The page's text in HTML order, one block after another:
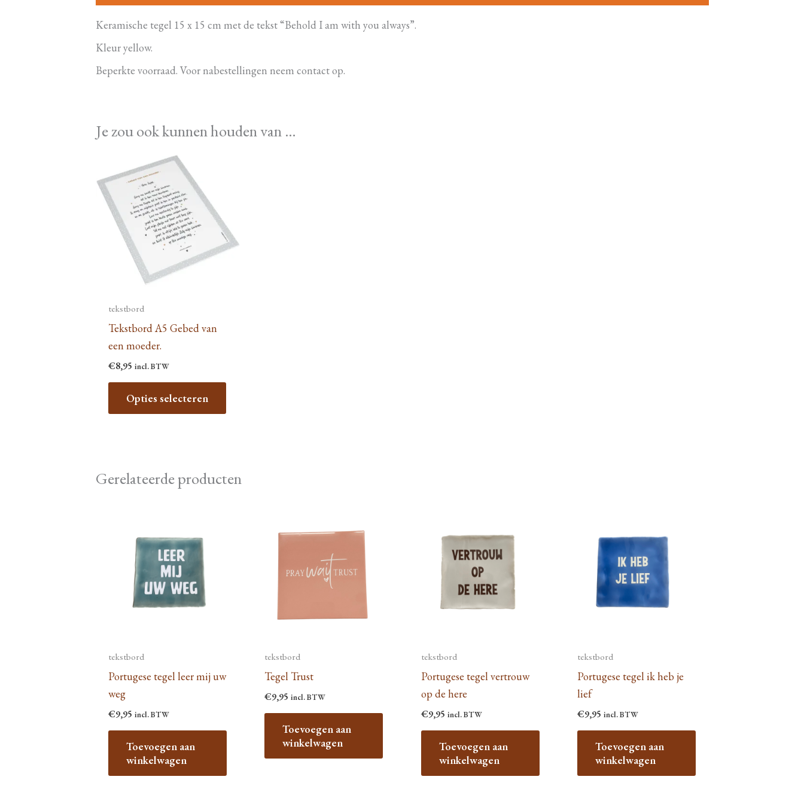
Keramische tegel 15 x 15 cm met de tekst “Behold I am with you always”.
Kleur yellow.
Beperkte voorraad. Voor nabestellingen neem contact op.
Je zou ook kunnen houden van …
tekstbord
Tekstbord A5 Gebed van
een moeder.
€8,95 incl. BTW
Opties selecteren
Dit
Gerelateerde producten
tekstbord
Portugese tegel leer mij uw
weg
€9,95 incl. BTW
Toevoegen aan
winkelwagen
tekstbord
Tegel Trust
€9,95 incl. BTW
Toevoegen aan
winkelwagen
tekstbord
Portugese tegel vertrouw
op de here
€9,95 incl. BTW
Toevoegen aan
winkelwagen
tekstbord
Portugese tegel ik heb je
lief
€9,95 incl. BTW
Toevoegen aan
winkelwagen